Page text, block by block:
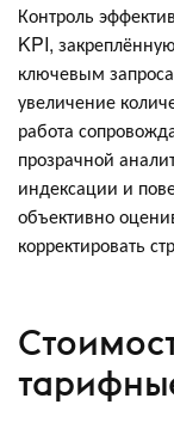
Контроль
KPI,
ключевым
увеличение
работа
прозрачной
индексации и
объективно
корректировать